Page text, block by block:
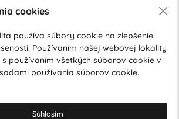
cookies
používa súbory cookie na zlepšenie
Používaním našej webovej lokality
používaním všetkých súborov cookie v
používania súborov cookie.
Súhlasím